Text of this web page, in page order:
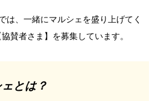
は、一緒にマルシェを盛り上げてく
賛者さま】を募集しています。
とは？